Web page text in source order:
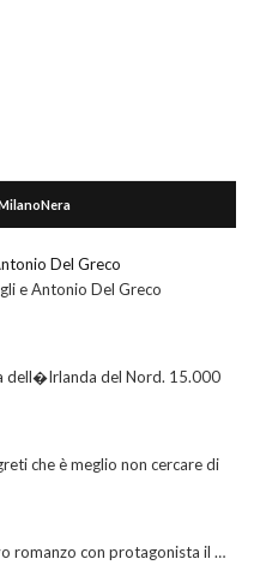
Del Greco
e Antonio Del Greco
dell�Irlanda del Nord. 15.000
che è meglio non cercare di
romanzo con protagonista il …